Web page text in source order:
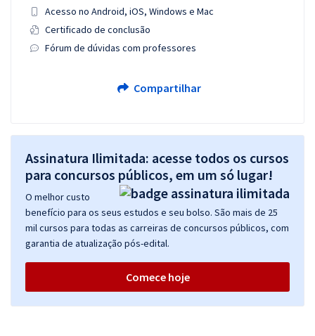
Acesso no Android, iOS, Windows e Mac
Certificado de conclusão
Fórum de dúvidas com professores
Compartilhar
Assinatura Ilimitada: acesse todos os cursos
para concursos públicos, em um só lugar!
O melhor custo
benefício para os seus estudos e seu bolso. São mais de 25
mil cursos para todas as carreiras de concursos públicos, com
garantia de atualização pós-edital.
Comece hoje